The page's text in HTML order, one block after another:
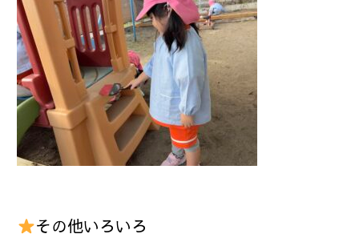
その他いろいろ